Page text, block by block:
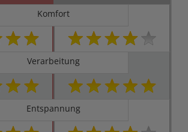
Komfort
Verarbeitung
Entspannung